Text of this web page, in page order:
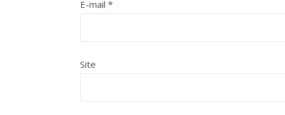
E-mail *
Site